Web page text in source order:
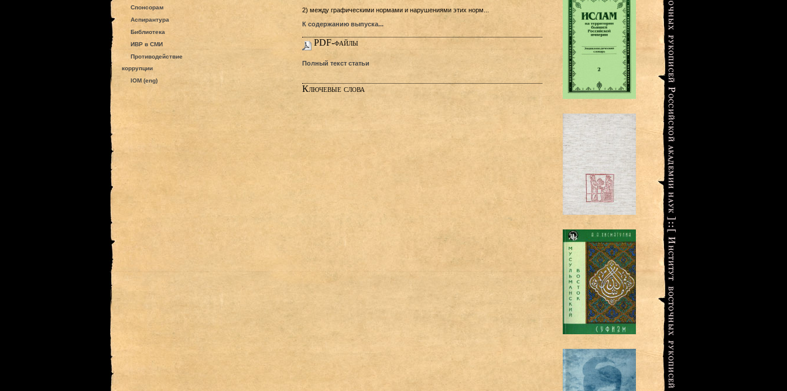
Спонсорам
Аспирантура
Библиотека
ИВР в СМИ
Противодействие
коррупции
IOM (eng)
2) между графическими нормами и нарушениями этих норм...
К содержанию выпуска...
PDF-файлы
Полный текст статьи
Ключевые слова